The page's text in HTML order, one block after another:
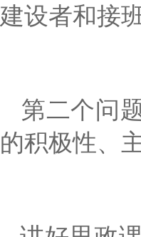
建设者和接
第二个问
的积极性、